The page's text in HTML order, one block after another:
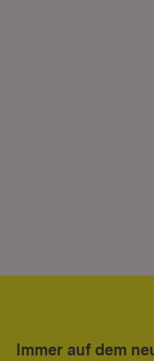
Immer auf dem